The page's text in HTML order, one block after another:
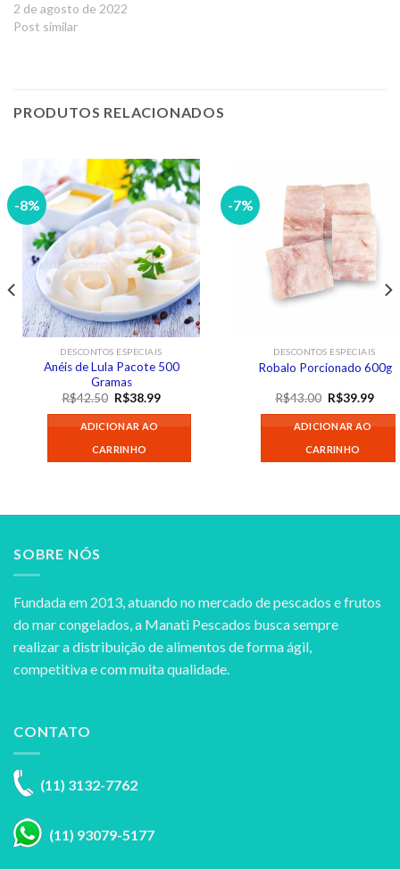
2 de agosto de 2022
Post similar
PRODUTOS RELACIONADOS
-8%
DESCONTOS ESPECIAIS
Anéis de Lula Pacote 500
Gramas
R$42.50 O
original
era:
R$42.50.
R$38.99O
ADICIONAR AO
CARRINHO
-7%
DESCONTOS ESPECIAIS
Robalo Porcionado 600g
R$43.00 O
original
era:
R$43.00.
R$39.99O
ADICIONAR AO
CARRINHO
SOBRE NÓS
Fundada em 2013, atuando no mercado de pescados e frutos
do mar congelados, a Manati Pescados busca sempre
realizar a distribuição de alimentos de forma ágil,
competitiva e com muita qualidade.
CONTATO
(11) 3132-7762
(11) 93079-5177